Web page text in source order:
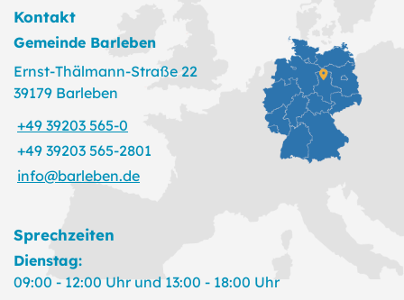
Kontakt
Gemeinde Barleben
Ernst-Thälmann-Straße 22
39179 Barleben
+49 39203 565-0
+49 39203 565-2801
info@barleben.de
Sprechzeiten
Dienstag:
09:00 - 12:00 Uhr und 13:00 - 18:00 Uhr